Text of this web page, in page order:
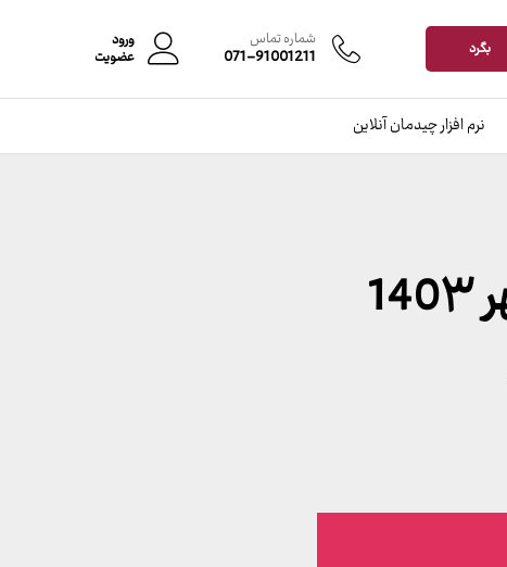
بگرد شماره تماس
071-91001211
ورود
عضویت
نرم افزار چیدمان آنلاین